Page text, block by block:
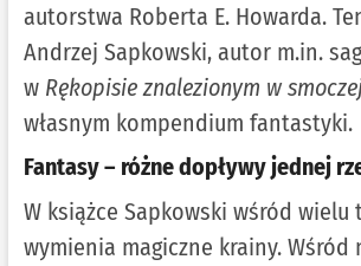
autorstwa Roberta E. Howarda.
Andrzej Sapkowski, autor m.in.
w Rękopisie znalezionym w
własnym kompendium fantastyki.
Fantasy – różne dopływy jednej
W książce Sapkowski wśród
wymienia magiczne krainy. Wśród